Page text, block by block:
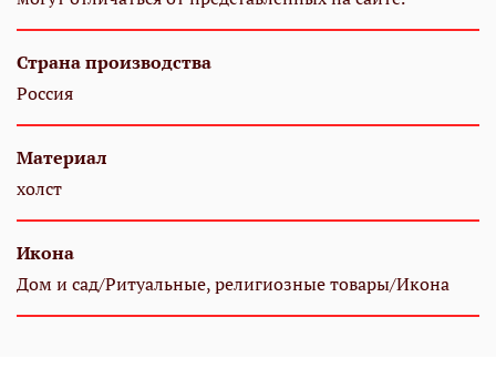
Страна производства
Россия
Материал
холст
Икона
Дом и сад/Ритуальные, религиозные товары/Икона